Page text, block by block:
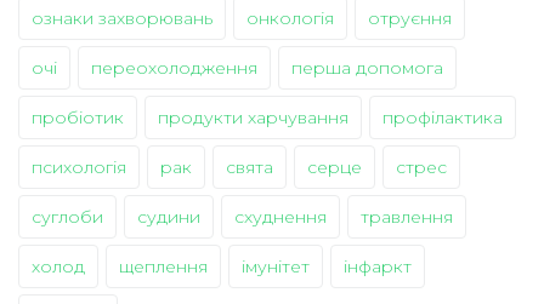
ознаки захворювань онкологія отруєння
очі переохолодження перша допомога
пробіотик продукти харчування профілактика
психологія рак свята серце стрес
суглоби судини схуднення травлення
холод щеплення імунітет інфаркт